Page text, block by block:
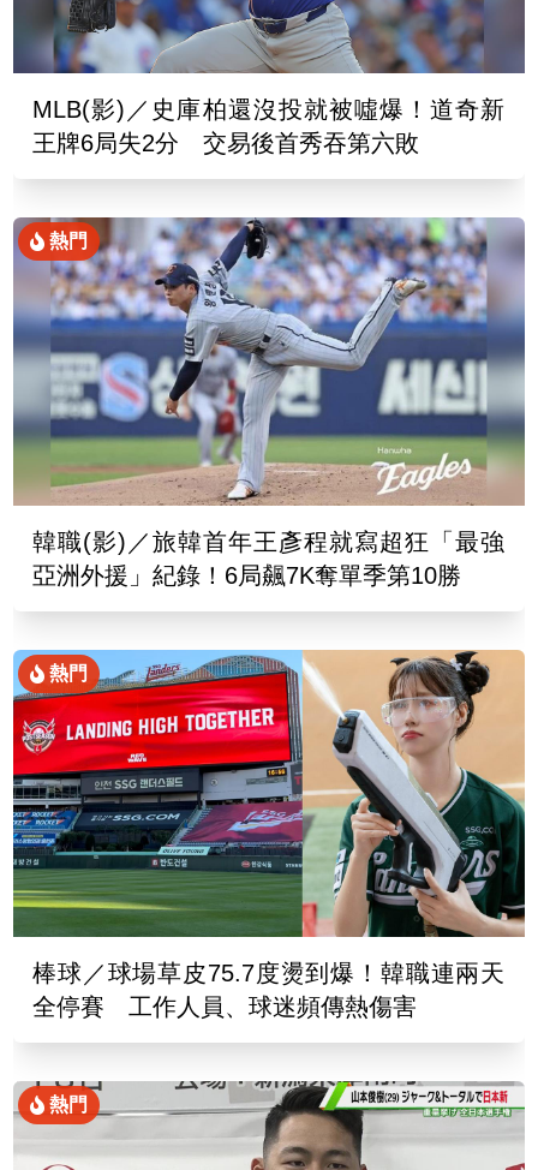
MLB(影)／史庫柏還沒投就被噓爆！道奇新
王牌6局失2分 交易後首秀吞第六敗
熱門
韓職(影)／旅韓首年王彥程就寫超狂「最強
亞洲外援」紀錄！6局飆7K奪單季第10勝
熱門
棒球／球場草皮75.7度燙到爆！韓職連兩天
全停賽 工作人員、球迷頻傳熱傷害
熱門